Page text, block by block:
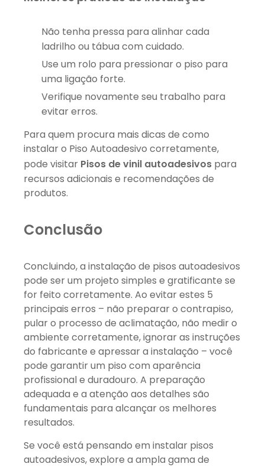
Não tenha pressa para alinhar cada
ladrilho ou tábua com cuidado.
Use um rolo para pressionar o piso para
uma ligação forte.
Verifique novamente seu trabalho para
evitar erros.
Para quem procura mais dicas de como
instalar o Piso Autoadesivo corretamente,
pode visitar Pisos de vinil autoadesivos para
recursos adicionais e recomendações de
produtos.
Conclusão
Concluindo, a instalação de pisos autoadesivos
pode ser um projeto simples e gratificante se
for feito corretamente. Ao evitar estes 5
principais erros – não preparar o contrapiso,
pular o processo de aclimatação, não medir o
ambiente corretamente, ignorar as instruções
do fabricante e apressar a instalação – você
pode garantir um piso com aparência
profissional e duradouro. A preparação
adequada e a atenção aos detalhes são
fundamentais para alcançar os melhores
resultados.
Se você está pensando em instalar pisos
autoadesivos, explore a ampla gama de